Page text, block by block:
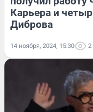
Карьера и
Диброва
14 ноября, 2024, 15:30 2